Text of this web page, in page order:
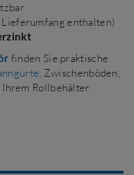
enthalten)
finden Sie praktische
, Zwischenböden,
Ihrem Rollbehälter.